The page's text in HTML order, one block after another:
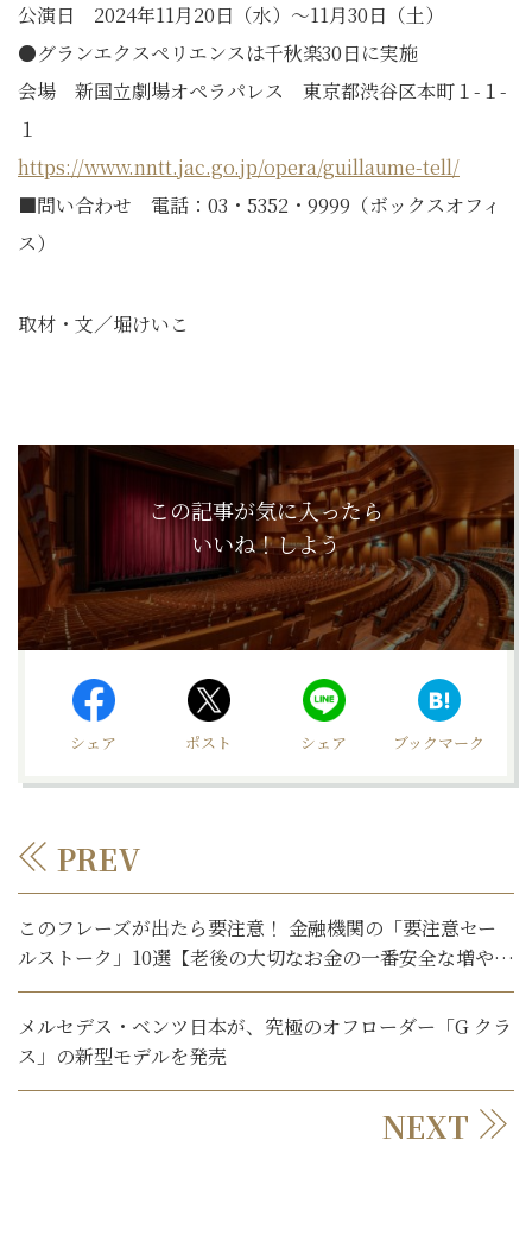
公演日 2024年11月20日（水）～11月30日（土）
●グランエクスペリエンスは千秋楽30日に実施
会場 新国立劇場オペラパレス 東京都渋谷区本町１-１-
１
https://www.nntt.jac.go.jp/opera/guillaume-tell/
■問い合わせ 電話：03・5352・9999（ボックスオフィ
ス）
取材・文／堀けいこ
この記事が気に入ったら
いいね！しよう
シェア ポスト シェア ブックマーク
このフレーズが出たら要注意！ 金融機関の「要注意セー
ルストーク」10選【老後の大切なお金の一番安全な増やし
方】
PREV
メルセデス・ベンツ日本が、究極のオフローダー「G クラ
ス」の新型モデルを発売
NEXT